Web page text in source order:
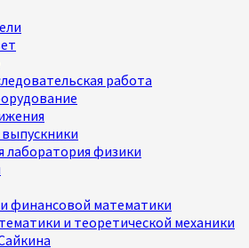
работа
лаборатория физики
финансовой математики
и теоретической механики